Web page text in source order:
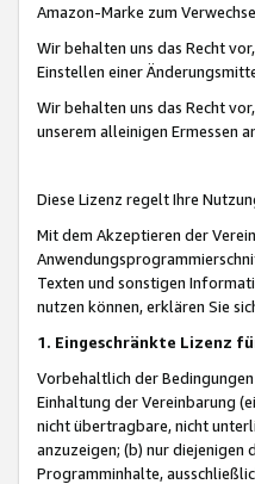
Amazon-Marke zum
Wir behalten uns das Recht
Einstellen einer
Wir behalten uns das Recht
unserem alleinigen Ermessen
Diese Lizenz regelt Ihre
Mit dem Akzeptieren der
Texten und sonstigen
nutzen können, erklären Sie
1. Eingeschränkte Lizenz
Vorbehaltlich der
Einhaltung der Vereinbarung
nicht übertragbare, nicht
anzuzeigen; (b) nur diejenigen
Programminhalte,